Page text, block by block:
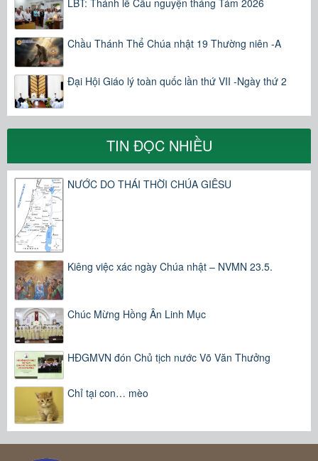
LBT: Thánh lễ Cầu nguyện tháng Tám 2026
Chầu Thánh Thể Chúa nhật 19 Thường niên -A
Đại Hội Giáo lý toàn quốc lần thứ VII -Ngày thứ 2
TIN ĐỌC NHIỀU
NƯỚC DO THÁI THỜI CHÚA GIÊSU
Kiêng việc xác ngày Chúa nhật – NVMN 23.5.
Chúc Mừng Hồng Ân Linh Mục
HĐGMVN đón Chủ tịch nước Võ Văn Thưởng
Chỉ tại con… mèo